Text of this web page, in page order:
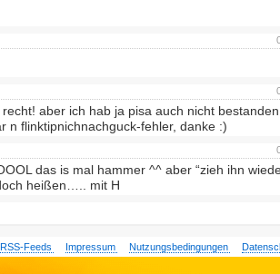
aber ich hab ja pisa auch nicht
n flinktipnichnachguck-fehler, danke :)
das is mal hammer ^^ aber “zieh ihn
heißen….. mit H
RSS-Feeds Impressum Nutzungsbedingungen